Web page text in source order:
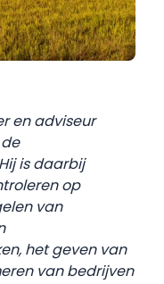
en adviseur
is daarbij
op
van
het geven van
van bedrijven